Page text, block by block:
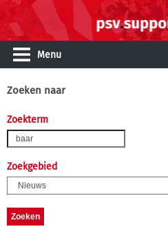
Menu
Zoeken naar
Zoekterm
Zoekgebied